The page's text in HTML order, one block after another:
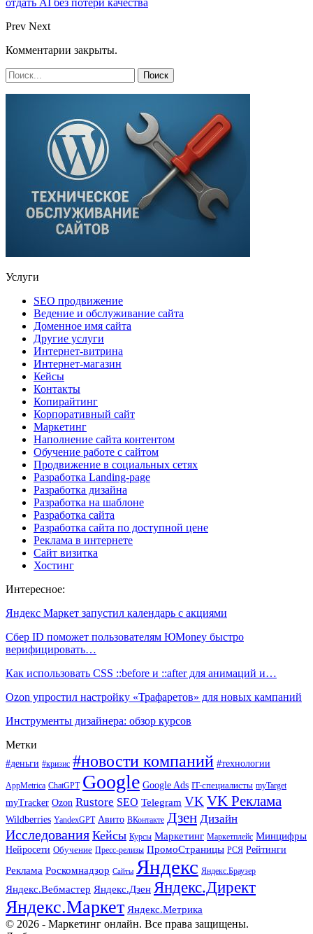
Prev Next
Комментарии закрыты.
Услуги
SEO продвижение
Ведение и обслуживание сайта
Доменное имя сайта
Другие услуги
Интернет-витрина
Интернет-магазин
Кейсы
Контакты
Копирайтинг
Корпоративный сайт
Маркетинг
Наполнение сайта контентом
Обучение работе с сайтом
Продвижение в социальных сетях
Разработка Landing-page
Разработка дизайна
Разработка на шаблоне
Разработка сайта
Разработка сайта по доступной цене
Реклама в интернете
Сайт визитка
Хостинг
Интересное:
Яндекс Маркет запустил календарь с акциями
Сбер ID поможет пользователям ЮMoney быстро
верифицировать…
Как использовать CSS ::before и ::after для анимаций и…
Ozon упростил настройку «Трафаретов» для новых кампаний
Инструменты дизайнера: обзор курсов
Метки
#деньги #кризис #новости компаний #технологии
AppMetrica ChatGPT Google Google Ads IT-специалисты myTarget
myTracker Ozon Rustore SEO Telegram VK VK Реклама
Wildberries YandexGPT Авито ВКонтакте Дзен Дизайн
Исследования Кейсы Курсы Маркетинг Маркетплейс Минцифры
Нейросети Обучение Пресс-релизы ПромоСтраницы РСЯ Рейтинги
Реклама Роскомнадзор Сайты Яндекс Яндекс.Браузер
Яндекс.Вебмастер Яндекс.Дзен Яндекс.Директ
Яндекс.Маркет Яндекс.Метрика
© 2026 - Маркетинг онлайн. Все права защищены.